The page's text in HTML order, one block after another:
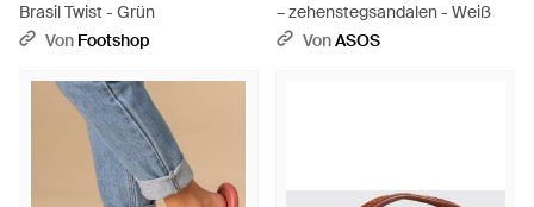
Brasil Twist - Grün
Von Footshop
– zehenstegsandalen - Weiß
VonASOS